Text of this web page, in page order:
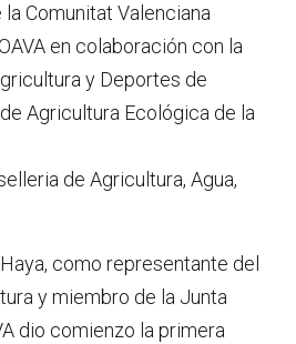
Comunitat Valenciana
en colaboración con la
y Deportes de
Agricultura Ecológica de la
de Agricultura, Agua,
como representante del
y miembro de la Junta
dio comienzo la primera